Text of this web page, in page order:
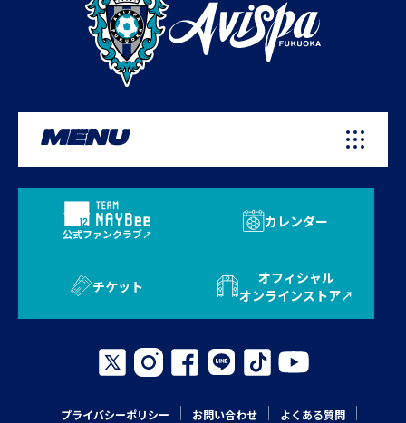
MENU
公式ファンクラブ
カレンダー
チケット
オフィシャル
オンラインストア
プライバシーポリシー お問い合わせ
よくある質問